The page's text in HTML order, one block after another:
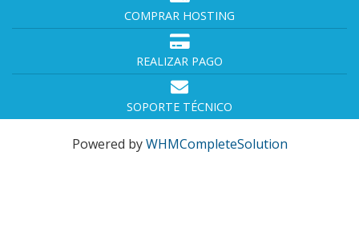
COMPRAR HOSTING
REALIZAR PAGO
SOPORTE TÉCNICO
Powered byWHMCompleteSolution